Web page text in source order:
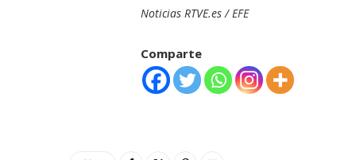
Noticias RTVE.es / EFE
Comparte